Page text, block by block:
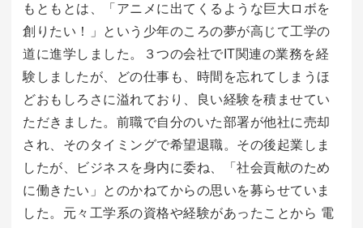
もともとは、「アニメに出てくるような巨大ロボを
創りたい！」という少年のころの夢が高じて工学の
道に進学しました。３つの会社でIT関連の業務を経
験しましたが、どの仕事も、時間を忘れてしまうほ
どおもしろさに溢れており、良い経験を積ませてい
ただきました。前職で自分のいた部署が他社に売却
され、そのタイミングで希望退職。その後起業しま
したが、ビジネスを身内に委ね、「社会貢献のため
に働きたい」とのかねてからの思いを募らせていま
した。元々工学系の資格や経験があったことから 電